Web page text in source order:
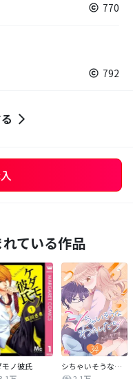
770
792
ている作品
モノ彼氏
シちゃいそうなわたしたち